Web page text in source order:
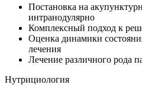
Постановка на
интранодулярно
Комплексный подход к
Оценка динамики
лечения
Лечение различного рода
Нутрициология